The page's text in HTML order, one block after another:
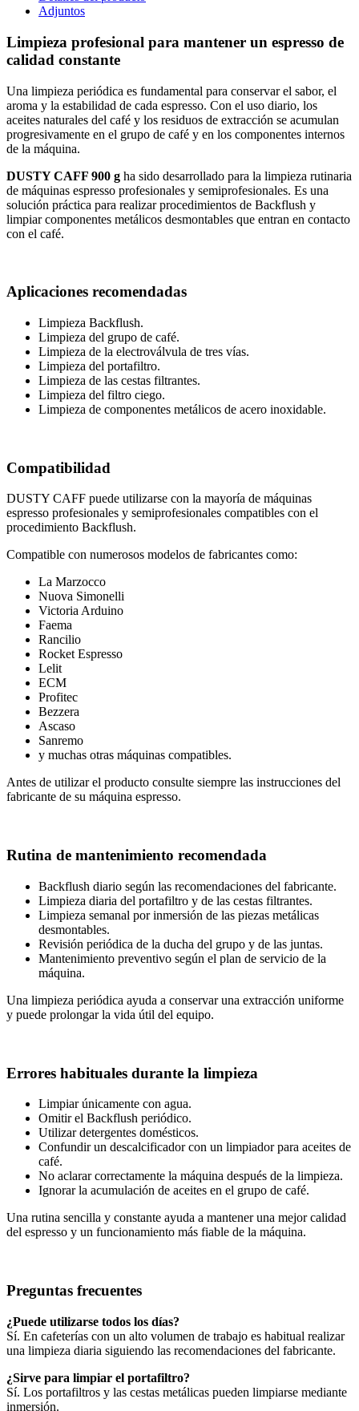
Adjuntos
Limpieza profesional para mantener un espresso de
calidad constante
Una limpieza periódica es fundamental para conservar el sabor, el
aroma y la estabilidad de cada espresso. Con el uso diario, los
aceites naturales del café y los residuos de extracción se acumulan
progresivamente en el grupo de café y en los componentes internos
de la máquina.
DUSTY CAFF 900 g ha sido desarrollado para la limpieza rutinaria
de máquinas espresso profesionales y semiprofesionales. Es una
solución práctica para realizar procedimientos de Backflush y
limpiar componentes metálicos desmontables que entran en contacto
con el café.
Aplicaciones recomendadas
Limpieza Backflush.
Limpieza del grupo de café.
Limpieza de la electroválvula de tres vías.
Limpieza del portafiltro.
Limpieza de las cestas filtrantes.
Limpieza del filtro ciego.
Limpieza de componentes metálicos de acero inoxidable.
Compatibilidad
DUSTY CAFF puede utilizarse con la mayoría de máquinas
espresso profesionales y semiprofesionales compatibles con el
procedimiento Backflush.
Compatible con numerosos modelos de fabricantes como:
La Marzocco
Nuova Simonelli
Victoria Arduino
Faema
Rancilio
Rocket Espresso
Lelit
ECM
Profitec
Bezzera
Ascaso
Sanremo
y muchas otras máquinas compatibles.
Antes de utilizar el producto consulte siempre las instrucciones del
fabricante de su máquina espresso.
Rutina de mantenimiento recomendada
Backflush diario según las recomendaciones del fabricante.
Limpieza diaria del portafiltro y de las cestas filtrantes.
Limpieza semanal por inmersión de las piezas metálicas
desmontables.
Revisión periódica de la ducha del grupo y de las juntas.
Mantenimiento preventivo según el plan de servicio de la
máquina.
Una limpieza periódica ayuda a conservar una extracción uniforme
y puede prolongar la vida útil del equipo.
Errores habituales durante la limpieza
Limpiar únicamente con agua.
Omitir el Backflush periódico.
Utilizar detergentes domésticos.
Confundir un descalcificador con un limpiador para aceites de
café.
No aclarar correctamente la máquina después de la limpieza.
Ignorar la acumulación de aceites en el grupo de café.
Una rutina sencilla y constante ayuda a mantener una mejor calidad
del espresso y un funcionamiento más fiable de la máquina.
Preguntas frecuentes
¿Puede utilizarse todos los días?
Sí. En cafeterías con un alto volumen de trabajo es habitual realizar
una limpieza diaria siguiendo las recomendaciones del fabricante.
¿Sirve para limpiar el portafiltro?
Sí. Los portafiltros y las cestas metálicas pueden limpiarse mediante
inmersión.